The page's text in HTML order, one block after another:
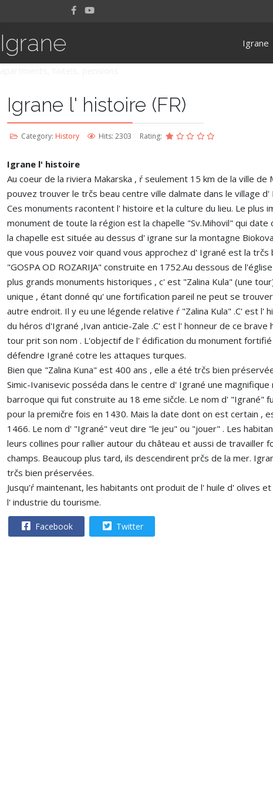
Igrane Igrane
Igrane l' histoire (FR)
Category: History Hits: 2303 Rating:
Igrane l' histoire
Au coeur de la riviera Makarska , ŕ seulement 15 km de la ville de
pouvez trouver le trčs beau centre ville dalmate dans le village d'
Ces monuments racontent l' histoire et la culture du lieu. Le plus
monument de toute la région est la chapelle "Sv.Mihovil" qui date
la chapelle est située au dessus d' igrane sur la montagne
que vous pouvez voir quand vous approchez d' Igrané est la trčs
"GOSPA OD ROZARIJA" construite en 1752.Au dessous de
plus grands monuments historiques , c' est "Zalina Kula" (une
unique , étant donné qu' une fortification pareil ne peut se trouver
autre endroit. Il y eu une légende relative ŕ "Zalina Kula" .C' est l'
du héros d'Igrané ,Ivan anticie-Zale .C' est l' honneur de ce brave
tour prit son nom . L'objectif de l' édification du monument
défendre Igrané cotre les attaques turques.
Bien que "Zalina Kuna" est 400 ans , elle a été trčs bien
Simic-Ivanisevic posséda dans le centre d' Igrané une
barroque qui fut construite au 18 eme sičcle. Le nom d' "Igrané"
pour la premičre fois en 1430. Mais la date dont on est certain ,
1466. Le nom d' "Igrané" veut dire "le jeu" ou "jouer" . Les
leurs collines pour rallier autour du château et aussi de travailler
champs. Beaucoup plus tard, ils descendirent prčs de la mer.
trčs bien préservées.
Jusqu'ŕ maintenant, les habitants ont produit de l' huile d' olives
l' industrie du tourisme.
Facebook Twitter